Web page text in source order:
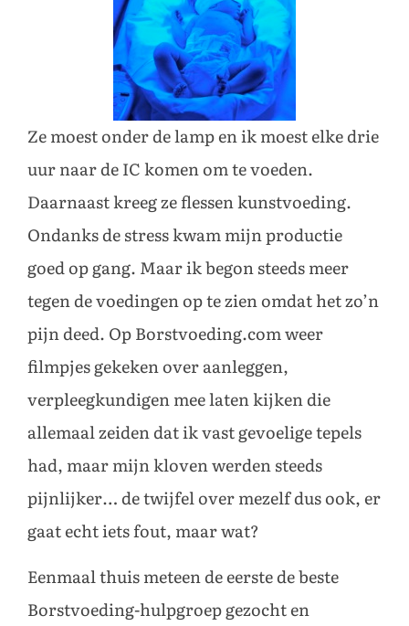
Ze moest onder de lamp en ik moest elke drie
uur naar de IC komen om te voeden.
Daarnaast kreeg ze flessen kunstvoeding.
Ondanks de stress kwam mijn productie
goed op gang. Maar ik begon steeds meer
tegen de voedingen op te zien omdat het zo’n
pijn deed. Op Borstvoeding.com weer
filmpjes gekeken over aanleggen,
verpleegkundigen mee laten kijken die
allemaal zeiden dat ik vast gevoelige tepels
had, maar mijn kloven werden steeds
pijnlijker… de twijfel over mezelf dus ook, er
gaat echt iets fout, maar wat?
Eenmaal thuis meteen de eerste de beste
Borstvoeding-hulpgroep gezocht en